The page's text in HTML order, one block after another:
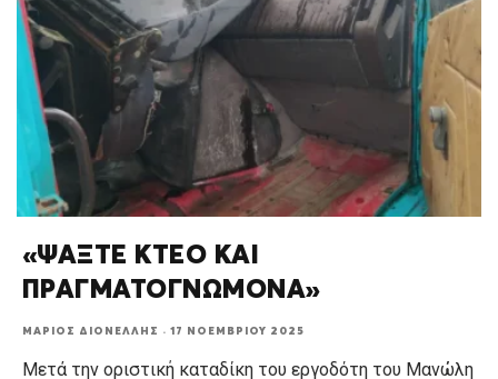
«ΨΑΞΤΕ ΚΤΕΟ ΚΑΙ
ΠΡΑΓΜΑΤΟΓΝΩΜΟΝΑ»
ΜΆΡΙΟΣ ΔΙΟΝΈΛΛΗΣ · 17 ΝΟΕΜΒΡΊΟΥ 2025
Μετά την οριστική καταδίκη του εργοδότη του Μανώλη